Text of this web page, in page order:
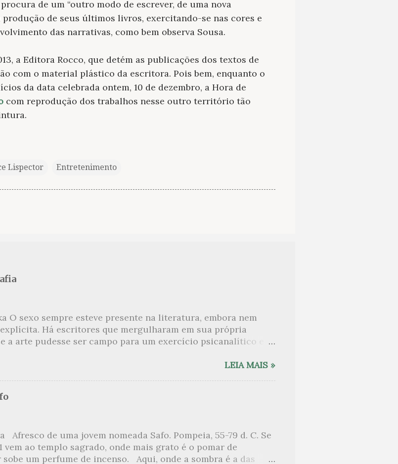
de um “outro modo de escrever, de uma nova
produção de seus últimos livros, exercitando-se nas cores e
das narrativas, como bem observa Sousa.
a Editora Rocco, que detém as publicações dos textos de
com o material plástico da escritora. Pois bem, enquanto o
da data celebrada ontem, 10 de dezembro, a Hora de
com reprodução dos trabalhos nesse outro território tão
Lispector Entretenimento
O sexo sempre esteve presente na literatura, embora nem
Há escritores que mergulharam em sua própria
a arte pudesse ser campo para um exercício psicanalítico e
de livros nos quais os escritores se desnudam, livros que
chamado Pourquoi le Brésil ?, tem sido lida como uma das
se filiam à tradição da qual faz parte nomes como o de Anaïs
que recupera a relação incestuosa entre um pai e uma
obra sua, já inicia com uma felação sob o chuveiro que
anal an...
LEIA MAIS »
Afresco de uma jovem nomeada Safo. Pompeia, 55-79 d. C. Se
vem ao templo sagrado, onde mais grato é o pomar de
um perfume de incenso. Aqui, onde a sombra é a das